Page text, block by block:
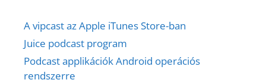
A vipcast az Apple iTunes Store-ban
Juice podcast program
Podcast applikációk Android operációs
rendszerre